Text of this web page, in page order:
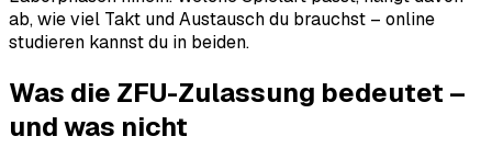
ab, wie viel Takt und Austausch du brauchst – online
studieren kannst du in beiden.
Was die ZFU-Zulassung bedeutet –
und was nicht